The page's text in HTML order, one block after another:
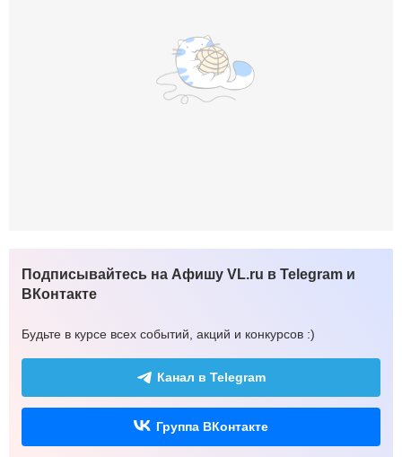
Подписывайтесь на Афишу VL.ru в Telegram и
ВКонтакте
Будьте в курсе всех событий, акций и конкурсов :)
Канал в Telegram
Группа ВКонтакте